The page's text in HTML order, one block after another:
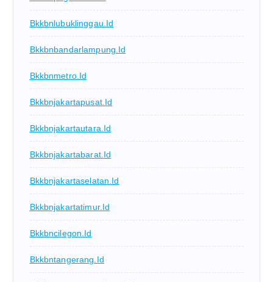
Bkkbnlubuklinggau.id
Bkkbnbandarlampung.id
Bkkbnmetro.id
Bkkbnjakartapusat.id
Bkkbnjakartautara.id
Bkkbnjakartabarat.id
Bkkbnjakartaselatan.id
Bkkbnjakartatimur.id
Bkkbncilegon.id
Bkkbntangerang.id